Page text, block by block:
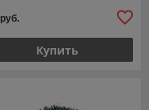
руб.
Купить